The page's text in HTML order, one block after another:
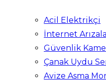
Acil Elektrikçi
İnternet
Güvenlik
Çanak Uydu
Avize Asma